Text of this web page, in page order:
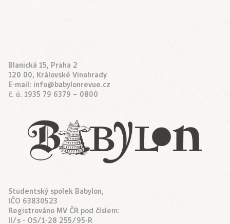
Blanická 15, Praha 2
120 00, Královské Vinohrady
E-mail: info@babylonrevue.cz
č. ú. 1935 79 6379 – 0800
Studentský spolek Babylon,
IČO 63830523
Registrováno MV ČR pod číslem:
II/s - OS/1-28 255/95-R